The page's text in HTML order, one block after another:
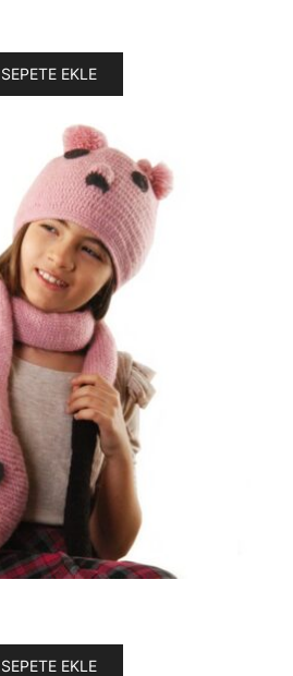
SEPETE EKLE
SEPETE EKLE